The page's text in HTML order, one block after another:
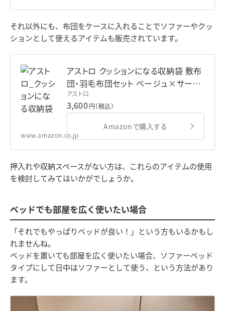
それ以外にも、布団をケースに入れることでソファーやクッ
ションとして使えるアイテムも販売されています。
www.amazon.co.jp
アストロ クッションになる収納袋 敷布
団・羽毛布団セット ベージュ×サーク
ル柄 洗える ポリエステル製 611-62
アストロ
3,600 円（税込）
Amazonで購入する
押入れや収納スペースがない方は、これらのアイテムの使用
を検討してみてはいかがでしょうか。
ベッドでも部屋を広く使いたい場合
「それでもやっぱりベッドが良い！」という方もいるかもし
れませんね。
ベッドを置いても部屋を広く使いたい場合、ソファーベッド
タイプにして日中はソファーとして使う、という方法があり
ます。